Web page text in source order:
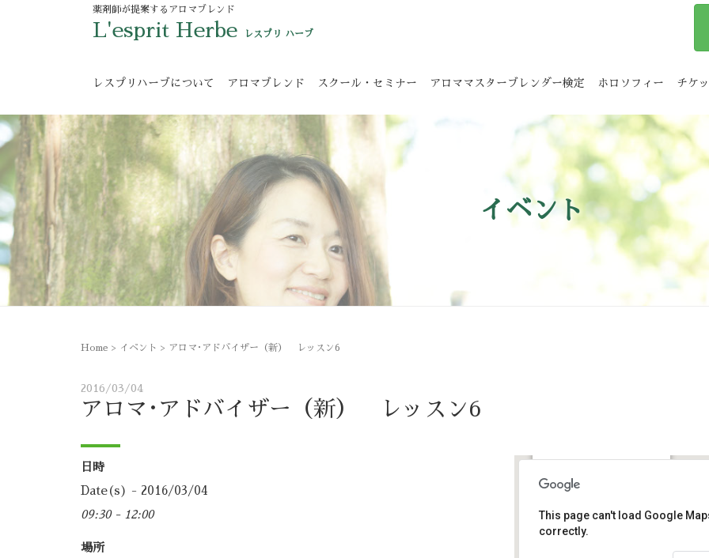
薬剤師が提案するアロマブレンド
L'esprit Herbe レスプリ ハーブ
レスプリハーブについて アロマブレンド スクール・セミナー アロママスターブレンダー検定 ホロソフィー チケ
イベント
Home > イベント > アロマ･アドバイザー（新） レッスン6
2016/03/04
アロマ･アドバイザー（新） レッスン6
Lesprit Herbe（レスプリハ
那加桜町1丁目115-2 - 各務原
予定表
This page can't load Google
correctly.
日時
Date(s) - 2016/03/04
09:30 - 12:00
場所